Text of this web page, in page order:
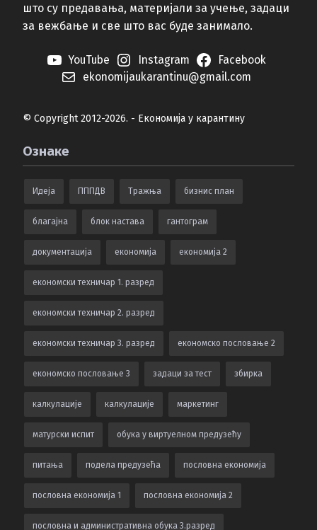
што су предавања, материјали за учење, задаци
за вежбање и све што вас буде занимало.
YouTube Instagram
Facebook
ekonomijaukarantinu@gmail.com
© Copyright 2012-2026. - Економија у карантину
Ознаке
Идеја ПППДВ Тражња бизнис план
благајна блок настава гантограм
документација економија економија 2
економски техничар 1. разред
економски техничар 2. разред
економски техничар 3. разред економско пословање 2
економско пословање 3 задаци за тест збирка
калкулацијe калкулације маркетинг
матурски испит обука у виртуелном предузећу
питања подела предузећа пословна економија
пословна економија 1 пословна економија 2
пословна и административна обука 3.разред